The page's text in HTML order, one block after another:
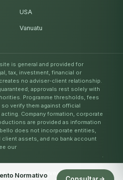
Normativo
USA
Vanuatu
is general and provided for
tax, investment, financial or
no adviser-client relationship.
approvals rest solely with
Programme thresholds, fees
verify them against official
Company formation, corporate
are provided as information
does not incorporate entities,
assets, and no bank account
our
.
All rights reserved. 2026